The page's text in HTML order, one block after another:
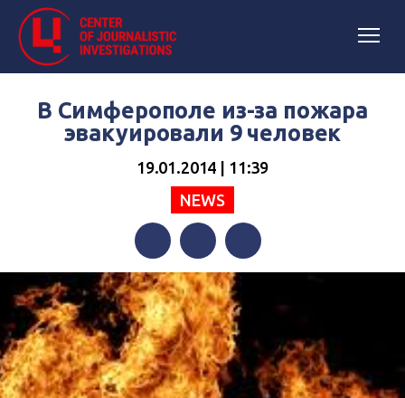
В Симферополе из-за пожара
эвакуировали 9 человек
19.01.2014 | 11:39
NEWS
FacebookTwitterTelegram